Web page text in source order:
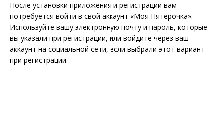
После установки приложения и регистрации вам
потребуется войти в свой аккаунт «Моя Пятерочка».
Используйте вашу электронную почту и пароль, которые
вы указали при регистрации, или войдите через ваш
аккаунт на социальной сети, если выбрали этот вариант
при регистрации.